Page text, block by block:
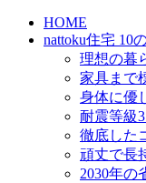
HOME
nattoku住宅 10
理想の暮
家具まで
身体に優
耐震等級
徹底した
頑丈で長
2030年の